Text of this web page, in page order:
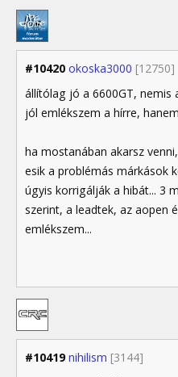
#10420 okoska3000 [12750]
állítólag jó a 6600GT, nemis
jól emlékszem a hírre,
ha mostanában akarsz
esik a problémás márkások
úgyis korrigálják a hibát... 3
szerint, a leadtek, az aopen
emlékszem...
#10419 nihilism [3144]